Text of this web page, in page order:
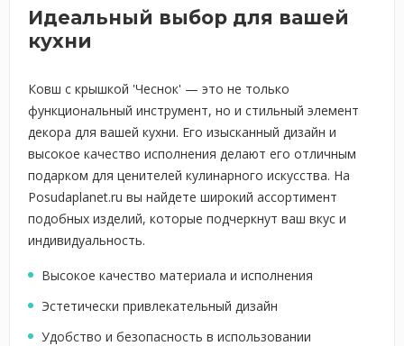
Идеальный выбор для вашей
кухни
Ковш с крышкой 'Чеснок' — это не только
функциональный инструмент, но и стильный элемент
декора для вашей кухни. Его изысканный дизайн и
высокое качество исполнения делают его отличным
подарком для ценителей кулинарного искусства. На
Posudaplanet.ru вы найдете широкий ассортимент
подобных изделий, которые подчеркнут ваш вкус и
индивидуальность.
Высокое качество материала и исполнения
Эстетически привлекательный дизайн
Удобство и безопасность в использовании